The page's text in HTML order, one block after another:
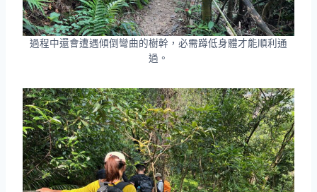
過程中還會遭遇傾倒彎曲的樹幹，必需蹲低身體才能順利通
過。